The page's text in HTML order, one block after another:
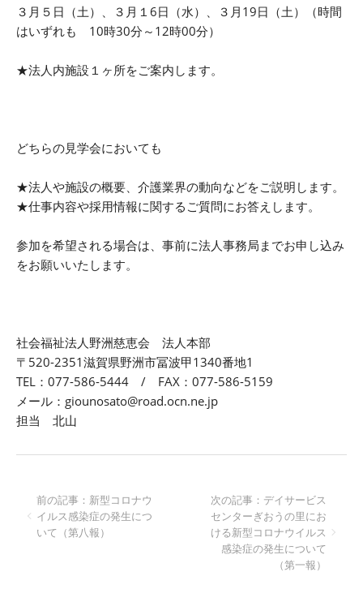
３月５日（土）、３月１6日（水）、３月19日（土）
（時間
はいずれも 10時30分～12時00分）
★法人内施設１ヶ所をご案内します。
どちらの見学会においても
★法人や施設の概要、介護業界の動向などをご説明します。
★仕事内容や採用情報に関するご質問にお答えします。
参加を希望される場合は、事前に法人事務局までお申し込み
をお願いいたします。
社会福祉法人野洲慈恵会 法人本部
〒520-2351滋賀県野洲市冨波甲1340番地1
TEL：077-586-5444 / FAX：077-586-5159
メール：giounosato@road.ocn.ne.jp
担当 北山
前の記事：新型コロナウ
イルス感染症の発生につ
いて（第八報）
次の記事：デイサービス
センターぎおうの里にお
ける新型コロナウイルス
感染症の発生について
（第一報）